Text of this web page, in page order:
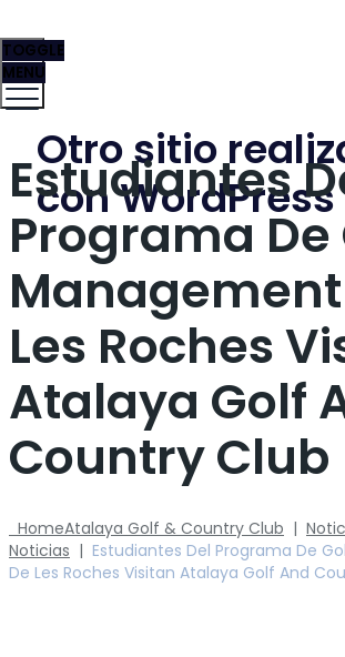
Otro sitio
con WordPress
TOGGLE
MENU
Estudiantes
Programa De
Les Roches
Atalaya Golf
Country Club
HomeAtalaya Golf & Country Club |
Noticias | Estudiantes Del Programa De
De Les Roches Visitan Atalaya Golf And